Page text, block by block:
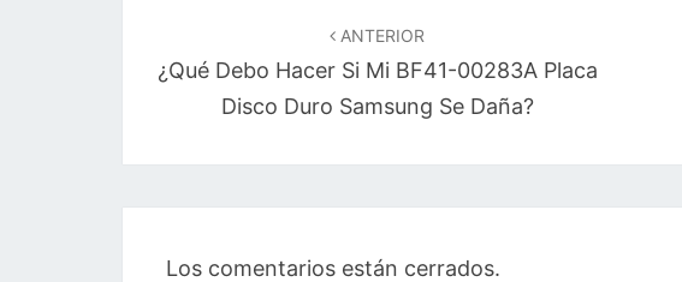
entradas
ANTERIOR
¿Qué Debo Hacer Si Mi BF41-00283A Placa
Disco Duro Samsung Se Daña?
Los comentarios están cerrados.